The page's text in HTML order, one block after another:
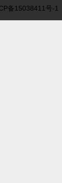
备15038411号-1